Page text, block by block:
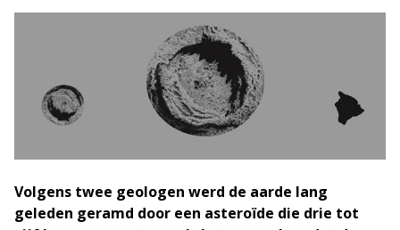
Volgens twee geologen werd de aarde lang
geleden geramd door een asteroïde die drie tot